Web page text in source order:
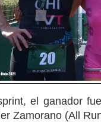
el ganador
Zamorano (All